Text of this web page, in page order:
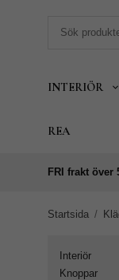
INTERIÖR
REA
FRI frakt över
Startsida /
Interiör
Knoppar